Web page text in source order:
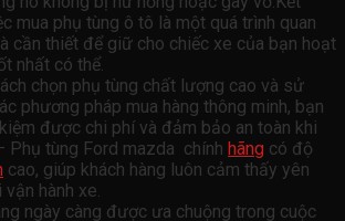
mua phụ tùng ô tô là một quá trình quan
cần thiết để giữ cho chiếc xe của bạn hoạt
nhất có thể.
chọn phụ tùng chất lượng cao và sử
phương pháp mua hàng thông minh, bạn
được chi phí và đảm bảo an toàn khi
Phụ tùng Ford mazda chính hãng có độ
cao, giúp khách hàng luôn cảm thấy yên
vận hành xe.
ngày càng được ưa chuộng trong cuộc